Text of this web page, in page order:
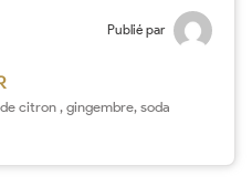
Publié par
citron , gingembre, soda